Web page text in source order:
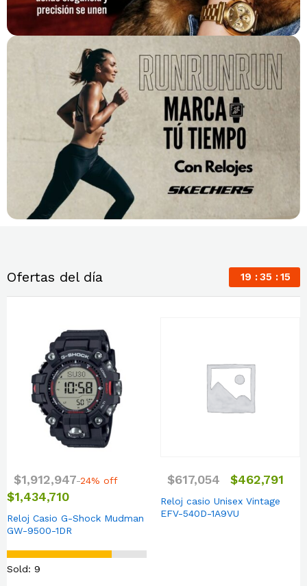
Ofertas del día 19 35 14
$1,912,947 24% off
$1,434,710
Reloj Casio G-Shock Mudman
GW-9500-1DR
Sold: 9
$617,054 $462,791
Reloj casio Unisex Vintage
EFV-540D-1A9VU